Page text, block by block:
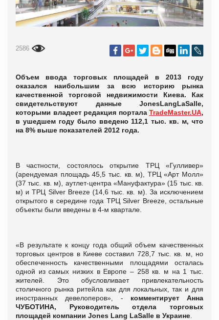
2586
Объем ввода торговых площадей в 2013 году
оказался наибольшим за всю историю рынка
качественной торговой недвижимости Киева. Как
свидетельствуют данные JonesLangLaSalle,
которыми владеет редакция портала TradeMaster.UA,
в ушедшем году было введено 112,1 тыс. кв. м, что
на 8% выше показателей 2012 года.
В частности, состоялось открытие ТРЦ «Гулливер»
(арендуемая площадь 45,5 тыс. кв. м), ТРЦ «Арт Молл»
(37 тыс. кв. м), аутлет-центра «Мануфактура» (15 тыс. кв.
м) и ТРЦ Silver Breeze (14,6 тыс. кв. м). За исключением
открытого в середине года ТРЦ Silver Breeze, остальные
объекты были введены в 4-м квартале.
«В результате к концу года общий объем качественных
торговых центров в Киеве составил 728,7 тыс. кв. м, но
обеспеченность качественными площадями осталась
одной из самых низких в Европе – 258 кв. м на 1 тыс.
жителей. Это обусловливает привлекательность
столичного рынка ритейла как для локальных, так и для
иностранных девелоперов», - комментирует Анна
ЧУБОТИНА, Руководитель отдела торговых
площадей компании Jones Lang LaSalle в Украине